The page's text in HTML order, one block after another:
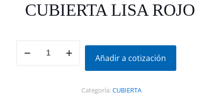
CUBIERTA LISA ROJO
LISA
Añadir a cotización
Categoría:CUBIERTA